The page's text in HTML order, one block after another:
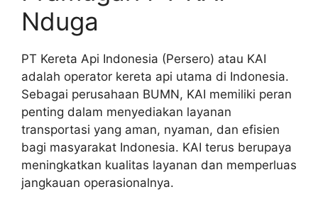
Nduga
PT Kereta Api Indonesia (Persero) atau KAI
adalah operator kereta api utama di Indonesia.
Sebagai perusahaan BUMN, KAI memiliki peran
penting dalam menyediakan layanan
transportasi yang aman, nyaman, dan efisien
bagi masyarakat Indonesia. KAI terus berupaya
meningkatkan kualitas layanan dan memperluas
jangkauan operasionalnya.